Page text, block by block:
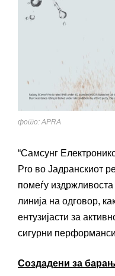
фото: APRA
“Самсунг
Pro во Јадранскиот
помеѓу
линија на одговор,
ентузијасти за
сигурни
Создадени за